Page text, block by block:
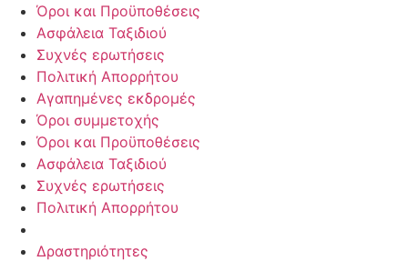
Όροι και Προϋποθέσεις
Ασφάλεια Ταξιδιού
Συχνές ερωτήσεις
Πολιτική Απορρήτου
Αγαπημένες εκδρομές
Όροι συμμετοχής
Όροι και Προϋποθέσεις
Ασφάλεια Ταξιδιού
Συχνές ερωτήσεις
Πολιτική Απορρήτου
Δραστηριότητες